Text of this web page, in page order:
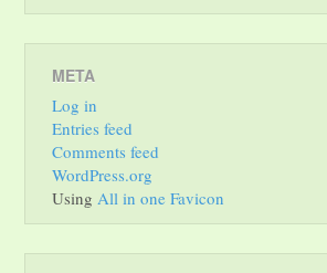
META
Log in
Entries feed
Comments feed
WordPress.org
Using All in one Favicon